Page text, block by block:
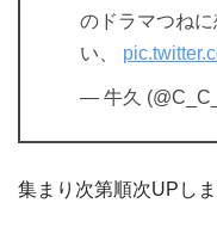
のドラマつね
い、
— 牛久
集まり次第順次UPしま